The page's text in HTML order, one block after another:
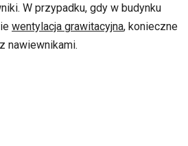
W przypadku, gdy w budynku
wentylacja grawitacyjna, konieczne
nawiewnikami.